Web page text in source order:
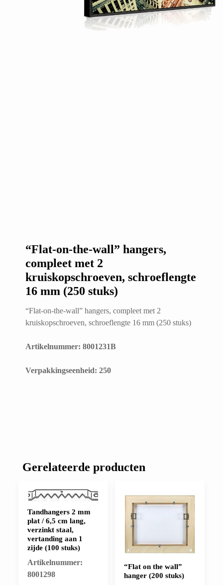
“Flat-on-the-wall” hangers,
compleet met 2
kruiskopschroeven, schroeflengte
16 mm (250 stuks)
“Flat-on-the-wall” hangers, compleet met 2
kruiskopschroeven, schroeflengte 16 mm (250 stuks)
Artikelnummer: 8001231B
​Verpakkingseenheid: 250
Gerelateerde producten
Tandhangers 2 mm
plat / 6,5 cm lang,
verzinkt staal,
vertanding aan 1
zijde (100 stuks)
Artikelnummer:
8001298
“Flat on the wall”
hanger (200 stuks)